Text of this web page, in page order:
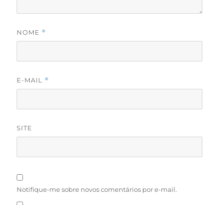
NOME *
E-MAIL *
SITE
Notifique-me sobre novos comentários por e-mail.